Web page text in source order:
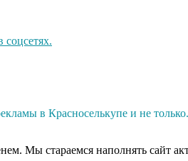
в Красноселькупе и не
Мы стараемся наполнять